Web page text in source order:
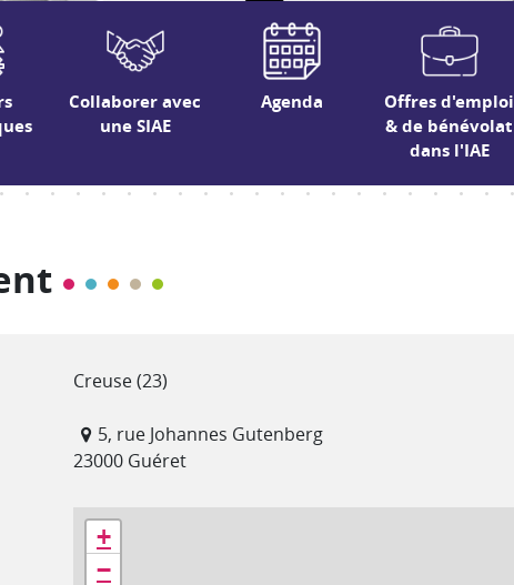
Collaborer avec
une SIAE
Agenda
Offres d'emploi
& de bénévolat
dans l'IAE
Département(s)
Creuse (23)
5, rue Johannes Gutenberg
23000 Guéret
Géolocalisation
+
−